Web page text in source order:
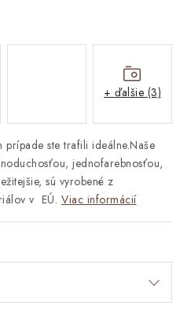
ste trafili ideálne.Naše
jednofarebnosťou,
sú vyrobené z
v EÚ. Viac informácií
+ ďalšie (3)